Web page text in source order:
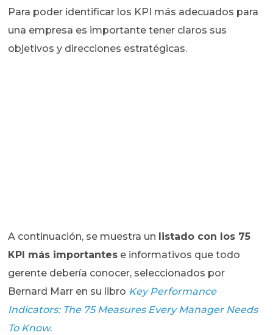
Para poder identificar los KPI más adecuados para
una empresa es importante tener claros sus
objetivos y direcciones estratégicas.
A continuación, se muestra un listado con los 75
KPI más importantes e informativos que todo
gerente debería conocer, seleccionados por
Bernard Marr en su libro Key Performance
Indicators: The 75 Measures Every Manager Needs
To Know.